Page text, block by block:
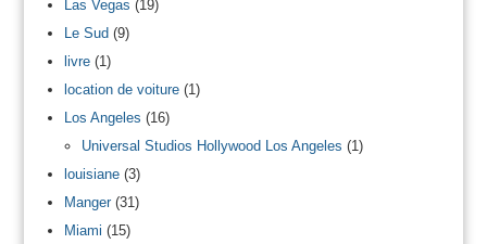
Las Vegas (19)
Le Sud(9)
livre(1)
location de voiture(1)
Los Angeles (16)
Universal Studios Hollywood Los Angeles (1)
louisiane(3)
Manger(31)
Miami (15)